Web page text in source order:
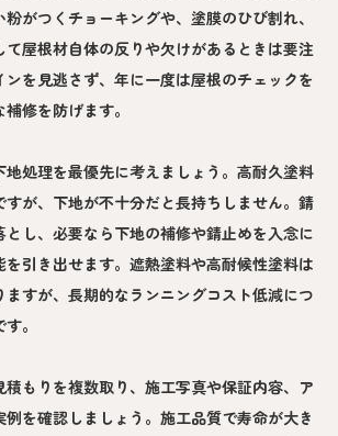
がつくチョーキングや、塗膜のひび割れ、
屋根材自体の反りや欠けがあるときは要注
を見逃さず、年に一度は屋根のチェックを
修を防げます。
地処理を最優先に考えましょう。高耐久塗料
すが、下地が不十分だと長持ちしません。錆
とし、必要なら下地の補修や錆止めを入念に
引き出せます。遮熱塗料や高耐候性塗料は
すが、長期的なランニングコスト低減につ
。
積もりを複数取り、施工写真や保証内容、ア
例を確認しましょう。施工品質で寿命が大き